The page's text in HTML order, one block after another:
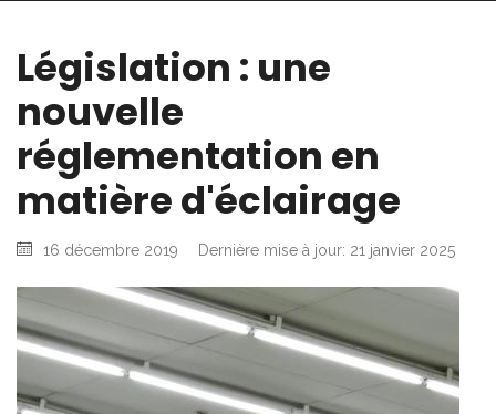
Législation : une
nouvelle
réglementation en
matière d'éclairage
16 décembre 2019 Dernière mise à jour: 21 janvier 2025